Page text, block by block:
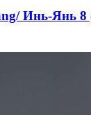
Инь-Янь 8